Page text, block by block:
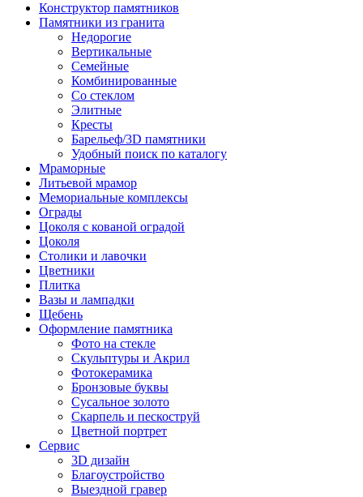
Конструктор памятников
Памятники из гранита
Недорогие
Вертикальные
Семейные
Комбинированные
Со стеклом
Элитные
Кресты
Барельеф/3D памятники
Удобный поиск по каталогу
Мраморные
Литьевой мрамор
Мемориальные комплексы
Ограды
Цоколя с кованой оградой
Цоколя
Столики и лавочки
Цветники
Плитка
Вазы и лампадки
Щебень
Оформление памятника
Фото на стекле
Скульптуры и Акрил
Фотокерамика
Бронзовые буквы
Сусальное золото
Скарпель и пескоструй
Цветной портрет
Сервис
3D дизайн
Благоустройство
Выездной гравер